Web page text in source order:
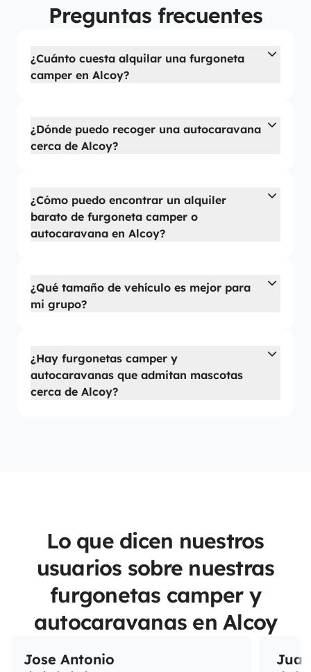
Preguntas frecuentes
¿Cuánto cuesta alquilar una furgoneta
camper en Alcoy?
¿Dónde puedo recoger una autocaravana
cerca de Alcoy?
¿Cómo puedo encontrar un alquiler
barato de furgoneta camper o
autocaravana en Alcoy?
¿Qué tamaño de vehículo es mejor para
mi grupo?
¿Hay furgonetas camper y
autocaravanas que admitan mascotas
cerca de Alcoy?
Lo que dicen nuestros
usuarios sobre nuestras
furgonetas camper y
autocaravanas en Alcoy
Jose Antonio